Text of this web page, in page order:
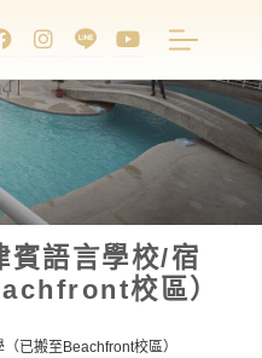
語言學校/宿
校區）
已搬至Beachfront校區）